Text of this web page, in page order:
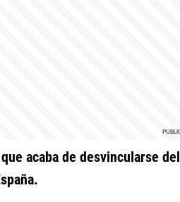
acaba de desvincularse del